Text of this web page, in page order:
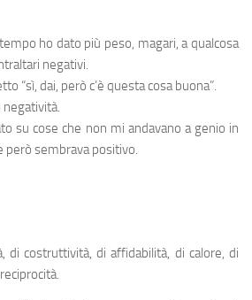
ho dato più peso, magari, a qualcosa
negativi.
“sì, dai, però c’è questa cosa buona”.
su cose che non mi andavano a genio in
però sembrava positivo.
di costruttività, di affidabilità, di calore, di